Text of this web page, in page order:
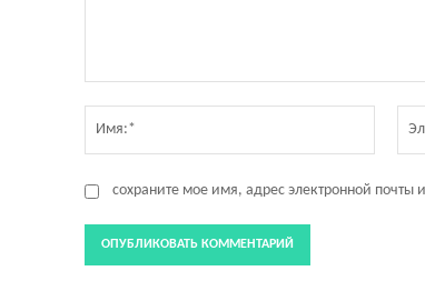
сохраните мое имя, адрес электронной почты